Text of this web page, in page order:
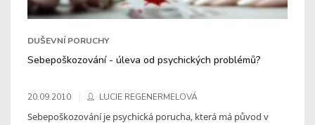
DUŠEVNÍ PORUCHY
Sebepoškozování - úleva od psychických problémů?
20.09.2010 LUCIE REGENERMELOVÁ
Sebepoškozování je psychická porucha, která má původ v